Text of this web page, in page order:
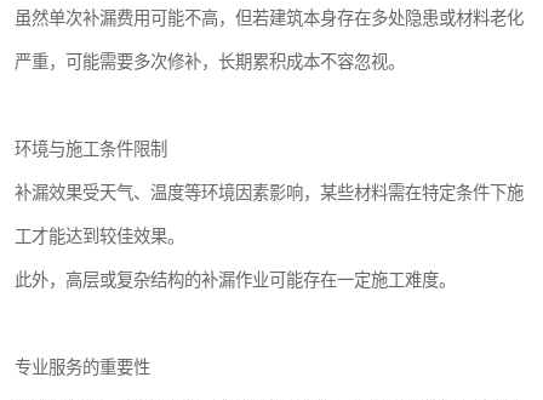
虽然单次补漏费用可能不高，但若建筑本身存在多处隐患或材料老化
严重，可能需要多次修补，长期累积成本不容忽视。
环境与施工条件限制
补漏效果受天气、温度等环境因素影响，某些材料需在特定条件下施
工才能达到较佳效果。
此外，高层或复杂结构的补漏作业可能存在一定施工难度。
专业服务的重要性